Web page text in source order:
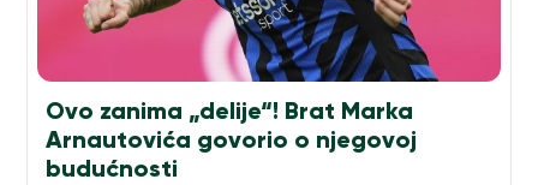
Ovo zanima „delije“! Brat Marka
Arnautovića govorio o njegovoj
budućnosti